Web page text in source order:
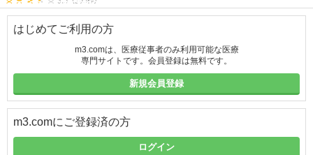
はじめてご利用の方
m3.comは、医療従事者のみ利用可能な医療
専門サイトです。会員登録は無料です。
新規会員登録
m3.comにご登録済の方
ログイン